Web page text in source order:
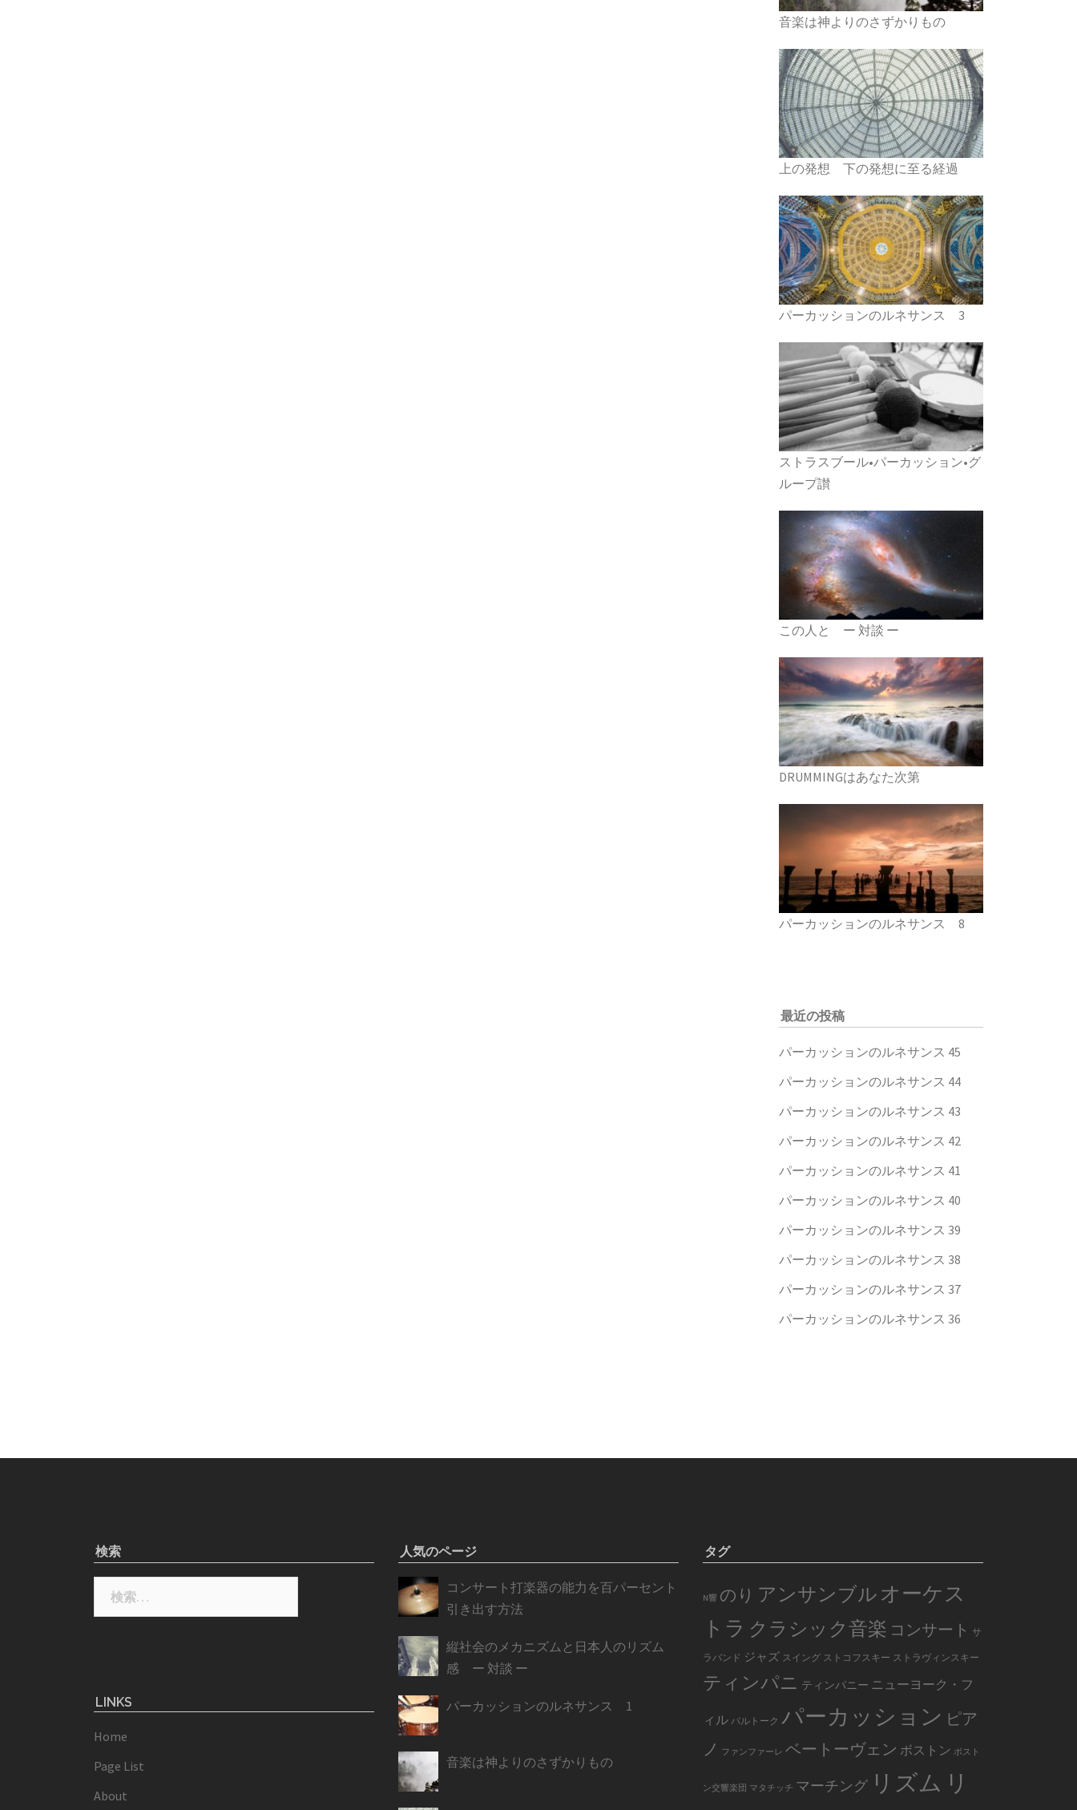
音楽は神よりのさずかりもの
上の発想 下の発想に至る経過
パーカッションのルネサンス 3
ストラスブール•パーカッション•グ
ループ讃
この人と ー 対談 ー
DRUMMINGはあなた次第
パーカッションのルネサンス 8
最近の投稿
パーカッションのルネサンス 45
パーカッションのルネサンス 44
パーカッションのルネサンス 43
パーカッションのルネサンス 42
パーカッションのルネサンス 41
パーカッションのルネサンス 40
パーカッションのルネサンス 39
パーカッションのルネサンス 38
パーカッションのルネサンス 37
パーカッションのルネサンス 36
検索
LINKS
Home
Page List
About
人気のページ
コンサート打楽器の能力を百パーセント
引き出す方法
縦社会のメカニズムと日本人のリズム
感 ー 対談 ー
パーカッションのルネサンス 1
音楽は神よりのさずかりもの
タグ
N響 のり アンサンブルオーケス
トラ クラシック音楽 コンサート サ
ラバンド ジャズ スイング ストコフスキー ストラヴィンスキー
ティンパニ ティンパニー ニューヨーク・フ
ィル バルトーク パーカッション ピア
ノ
ファンファーレ ベートーヴェン ボストン ボスト
ン交響楽団 マタチッチ マーチング リズム リ